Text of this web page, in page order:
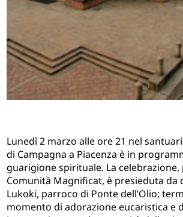
Lunedì 2 marzo alle ore 21 nel
di Campagna a Piacenza è in
guarigione spirituale. La
Comunità Magnificat, è presieduta da
Lukoki, parroco di Ponte dell’Olio;
momento di adorazione eucaristica e